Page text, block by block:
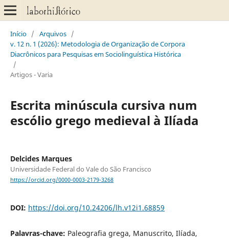
Início / Arquivos /
v. 12 n. 1 (2026): Metodologia de Organização de Corpora
Diacrônicos para Pesquisas em Sociolinguística Histórica
/
Artigos - Varia
Escrita minúscula cursiva num
escólio grego medieval à Ilíada
Delcides Marques
Universidade Federal do Vale do São Francisco
https://orcid.org/0000-0003-2179-3268
DOI: https://doi.org/10.24206/lh.v12i1.68859
Palavras-chave: Paleografia grega, Manuscrito, Ilíada,